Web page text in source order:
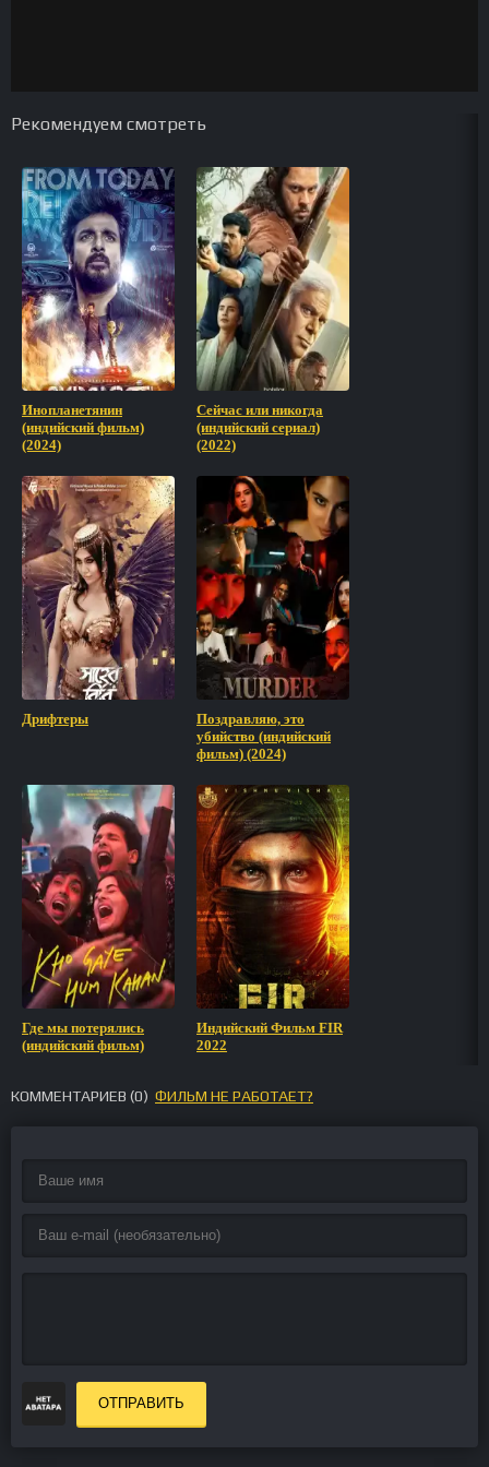
Рекомендуем смотреть
Инопланетянин
(индийский фильм)
(2024)
Сейчас или никогда
(индийский сериал)
(2022)
Дрифтеры
Поздравляю, это
убийство (индийский
фильм) (2024)
Где мы потерялись
(индийский фильм)
Индийский Фильм FIR
2022
КОММЕНТАРИЕВ (0) ФИЛЬМ НЕ РАБОТАЕТ?
ОТПРАВИТЬ